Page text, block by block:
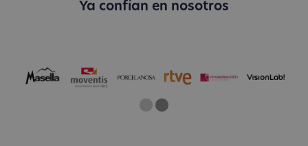
Ya confían en nosotros
OneTwo
Current Slide